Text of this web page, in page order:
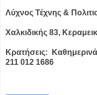
Λύχνος Τέχνης &
Χαλκιδικής 83,
Κρατήσεις:
211 012 1686